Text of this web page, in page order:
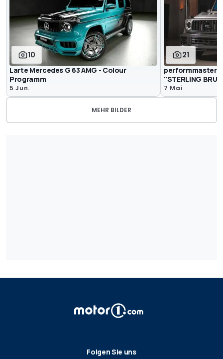
10
Larte Mercedes G 63 AMG - Colour
Programm
5 Jun.
21
performmaster
"STERLING
7 Mai
MEHR BILDER
Folgen Sie uns